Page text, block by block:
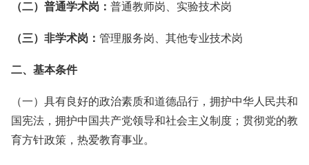
（二）普通学术岗： 普通教师岗、实验技术岗
（三）非学术岗： 管理服务岗、其他专业技术岗
二、基本条件
（一）具有良好的政治素质和道德品行，拥护中华人民共和
国宪法，拥护中国共产党领导和社会主义制度；贯彻党的教
育方针政策，热爱教育事业。